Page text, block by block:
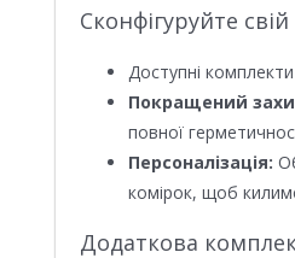
Сконфігуруйте
Доступні
Покращений
повної
Персоналізація:
комірок, щоб
Додаткова